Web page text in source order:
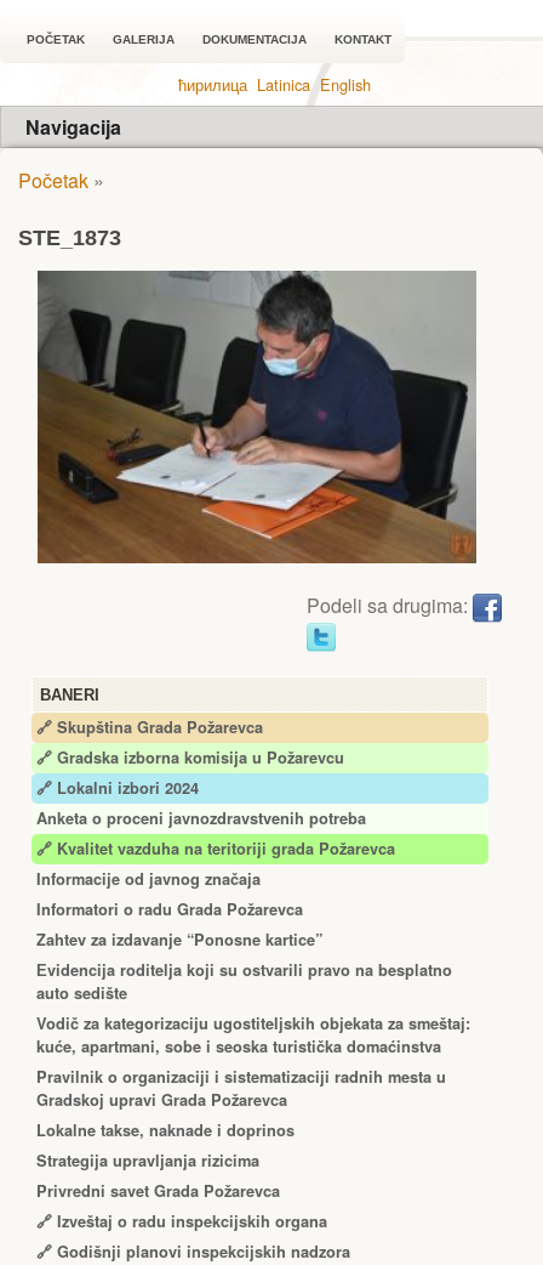
POČETAK GALERIJA DOKUMENTACIJA KONTAKT
ћирилица Latinica English
Navigacija
BANERI
🔗 Skupština Grada Požarevca
🔗 Gradska izborna komisija u Požarevcu
🔗 Lokalni izbori 2024
Anketa o proceni javnozdravstvenih potreba
🔗 Kvalitet vazduha na teritoriji grada Požarevca
Informacije od javnog značaja
Informatori o radu Grada Požarevca
Zahtev za izdavanje “Ponosne kartice”
Еvidencija roditelja koji su ostvarili pravo na besplatno
auto sedište
Vodič za kategorizaciju ugostiteljskih objekata za smeštaj:
kuće, apartmani, sobe i seoska turistička domaćinstva
Pravilnik o organizaciji i sistematizaciji radnih mesta u
Gradskoj upravi Grada Požarevca
Lokalne takse, naknade i doprinos
Strategija upravljanja rizicima
Privredni savet Grada Požarevca
🔗 Izveštaj o radu inspekcijskih organa
🔗 Godišnji planovi inspekcijskih nadzora
Početak »
STE_1873
Podeli sa drugima: